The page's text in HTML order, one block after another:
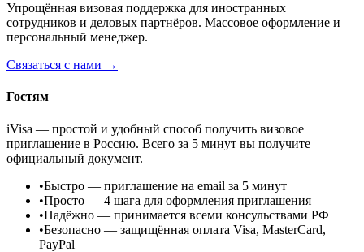
Упрощённая визовая поддержка для иностранных
сотрудников и деловых партнёров. Массовое оформление и
персональный менеджер.
Связаться с нами →
Гостям
iVisa — простой и удобный способ получить визовое
приглашение в Россию. Всего за 5 минут вы получите
официальный документ.
•Быстро — приглашение на email за 5 минут
•Просто — 4 шага для оформления приглашения
•Надёжно — принимается всеми консульствами РФ
•Безопасно — защищённая оплата Visa, MasterCard,
PayPal